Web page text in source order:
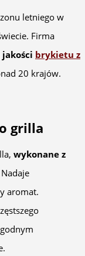
letniego w
Firma
brykietu z
20 krajów.
grilla
wykonane z
Nadaje
aromat.